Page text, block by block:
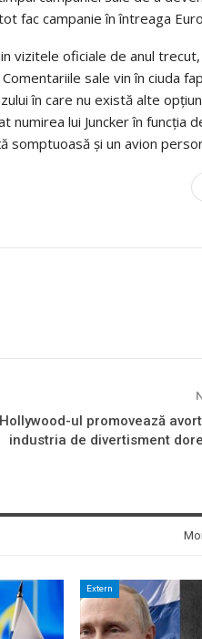
fac campanie în întreaga
vizitele oficiale de anul
sale vin în ciuda
în care nu există alte
numirea lui Juncker în funcția
somptuoasă și un avion
Hollywood-ul promovează
industria de divertisment
Extern